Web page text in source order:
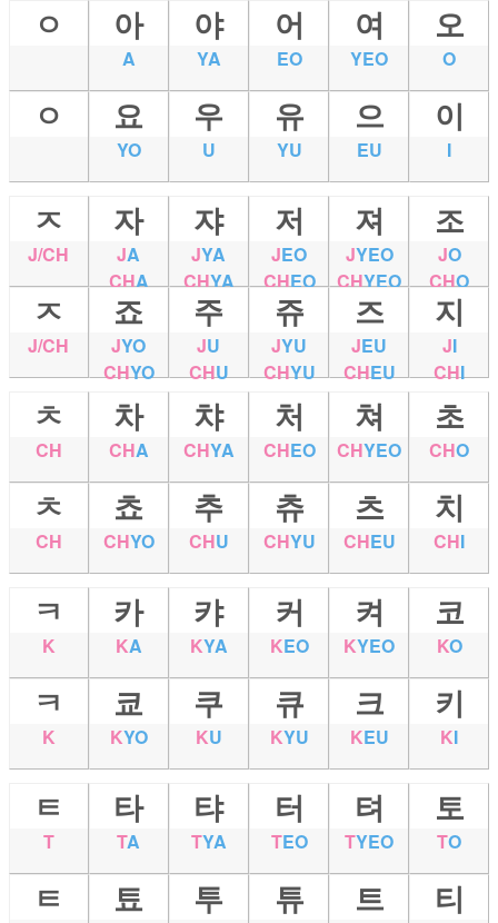
ㅇ 아
A
야
YA
어
EO
여
YEO
오
O
ㅇ 요
YO
우
U
유
YU
으
EU
이
I
ㅈ
J/CH
자
JA
CHA
쟈
JYA
CHYA
저
JEO
CHEO
져
JYEO
CHYEO
조
JO
CHO
ㅈ
J/CH
죠
JYO
CHYO
주
JU
CHU
쥬
JYU
CHYU
즈
JEU
CHEU
지
JI
CHI
ㅊ
CH
차
CHA
챠
CHYA
처
CHEO
쳐
CHYEO
초
CHO
ㅊ
CH
쵸
CHYO
추
CHU
츄
CHYU
츠
CHEU
치
CHI
ㅋ
K
카
KA
캬
KYA
커
KEO
켜
KYEO
코
KO
ㅋ
K
쿄
KYO
쿠
KU
큐
KYU
크
KEU
키
KI
ㅌ
T
타
TA
탸
TYA
터
TEO
텨
TYEO
토
TO
ㅌ 툐 투 튜 트 티